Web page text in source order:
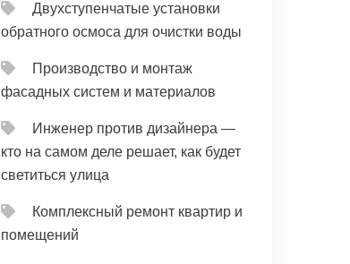
Двухступенчатые установки
обратного осмоса для очистки воды
Производство и монтаж
фасадных систем и материалов
Инженер против дизайнера —
кто на самом деле решает, как будет
светиться улица
Комплексный ремонт квартир и
помещений